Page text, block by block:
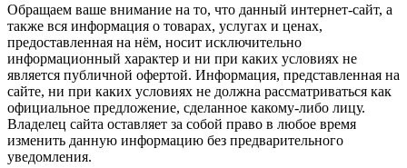
Обращаем ваше внимание на то, что данный интернет-сайт, а
также вся информация о товарах, услугах и ценах,
предоставленная на нём, носит исключительно
информационный характер и ни при каких условиях не
является публичной офертой. Информация, представленная на
сайте, ни при каких условиях не должна рассматриваться как
официальное предложение, сделанное какому-либо лицу.
Владелец сайта оставляет за собой право в любое время
изменить данную информацию без предварительного
уведомления.